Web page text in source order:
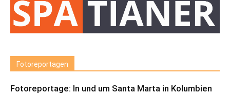
Fotoreportagen
Fotoreportage: In und um Santa Marta in Kolumbien